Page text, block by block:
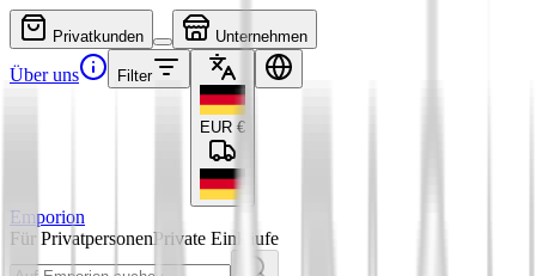
Privatkunden Unternehmen
Über uns Filter
EUR €
Emporion
Für PrivatpersonenPrivate Einkäufe